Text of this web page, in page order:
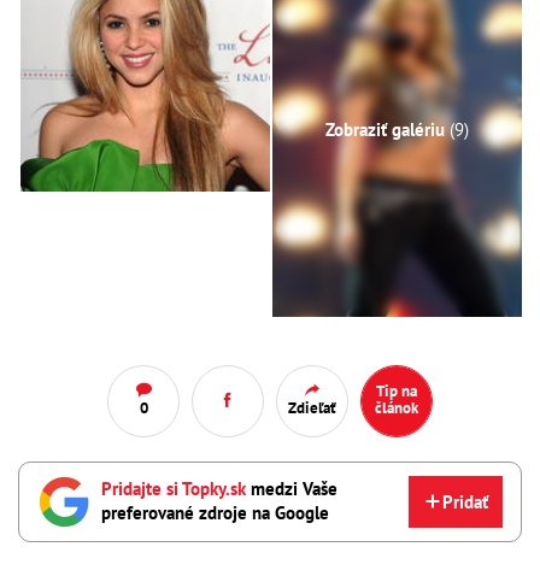
Zobraziť galériu(9)
0 Zdieľať
Tip na
článok
Pridajte si Topky.skmedzi Vaše
preferované zdroje na Google
Pridať